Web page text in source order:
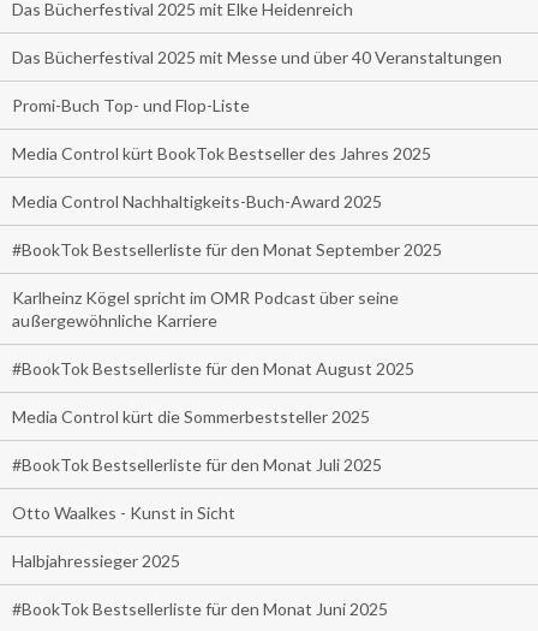
Das Bücherfestival 2025 mit Elke Heidenreich
Das Bücherfestival 2025 mit Messe und über 40 Veranstaltungen
Promi-Buch Top- und Flop-Liste
Media Control kürt BookTok Bestseller des Jahres 2025
Media Control Nachhaltigkeits-Buch-Award 2025
#BookTok Bestsellerliste für den Monat September 2025
Karlheinz Kögel spricht im OMR Podcast über seine
außergewöhnliche Karriere
#BookTok Bestsellerliste für den Monat August 2025
Media Control kürt die Sommerbeststeller 2025
#BookTok Bestsellerliste für den Monat Juli 2025
Otto Waalkes - Kunst in Sicht
Halbjahressieger 2025
#BookTok Bestsellerliste für den Monat Juni 2025